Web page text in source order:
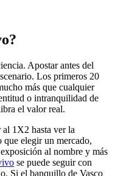
Apostar antes del
Los primeros 20
más que cualquier
o intranquilidad de
el valor real.
al 1X2 hasta ver la
elegir un mercado,
al nombre y más
se puede seguir con
Si el banquillo de Vasco